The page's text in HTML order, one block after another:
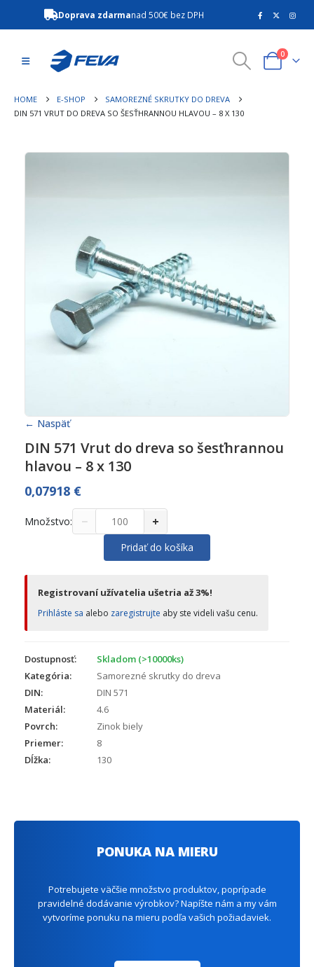
Doprava zdarmanad 500€ bez DPH
0
HOME E-SHOP
SAMOREZNÉ SKRUTKY DO DREVA
DIN 571 VRUT DO DREVA SO ŠESŤHRANNOU HLAVOU – 8 X 130
← Naspäť
DIN 571 Vrut do dreva so šesťhrannou
hlavou – 8 x 130
0,07918 €
Množstvo: − +
Pridať do košíka
Registrovaní užívatelia ušetria až 3%!
Prihláste sa alebo zaregistrujte aby ste videli vašu cenu.
Dostupnosť:
Skladom (>10000ks)
Kategória:
Samorezné skrutky do dreva
DIN:
DIN 571
Materiál:
4.6
Povrch:
Zinok biely
Priemer:
8
Dĺžka:
130
PONUKA NA MIERU
Potrebujete väčšie množstvo produktov, poprípade
pravidelné dodávanie výrobkov? Napíšte nám a my vám
vytvoríme ponuku na mieru podľa vašich požiadaviek.